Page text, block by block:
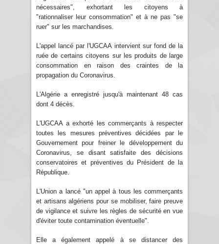
nécessaires", exhortant les citoyens à
"rationnaliser leur consommation" et à ne pas "se
ruer" sur les marchandises.
L'appel lancé par l'UGCAA intervient sur fond de la
ruée de certains citoyens sur les produits de large
consommation en raison des craintes de la
propagation du Coronavirus.
L'Algérie a enregistré jusqu'à maintenant 48 cas
dont 4 décès.
L'UGCAA a exhorté les commerçants à respecter
toutes les mesures préventives décidées par le
Gouvernement pour freiner le développement du
Coronavirus, se disant satisfaite des décisions
conservatoires et préventives du Président de la
République.
L'Union a lancé "un appel à tous les commerçants
et artisans algériens pour se mobiliser, faire preuve
de vigilance et suivre les règles de sécurité en vue
d'éviter toute contamination éventuelle".
Elle a également appelé à se distancer des